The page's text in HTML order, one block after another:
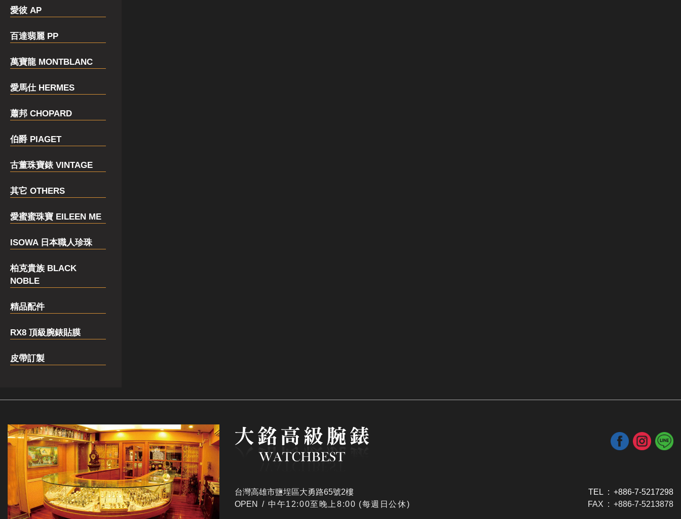
愛彼 AP
百達翡麗 PP
萬寶龍 MONTBLANC
愛馬仕 HERMES
蕭邦 CHOPARD
伯爵 PIAGET
古董珠寶錶 VINTAGE
其它 OTHERS
愛蜜蜜珠寶 EILEEN ME
ISOWA 日本職人珍珠
柏克貴族 BLACK
NOBLE
精品配件
RX8 頂級腕錶貼膜
皮帶訂製
台灣高雄市鹽埕區大勇路65號2樓
OPEN / ​中午12:00至晚上8:00 (每週日公休)
TEL : +886-7-5217298
FAX : +886-7-5213878